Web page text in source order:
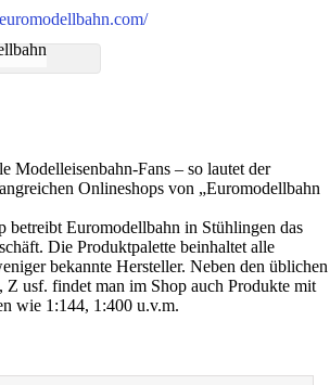
Modelleisenbahn-Fans – so lautet der
Onlineshops von „Euromodellbahn
betreibt Euromodellbahn in Stühlingen das
Die Produktpalette beinhaltet alle
bekannte Hersteller. Neben den üblichen
usf. findet man im Shop auch Produkte mit
wie 1:144, 1:400 u.v.m.